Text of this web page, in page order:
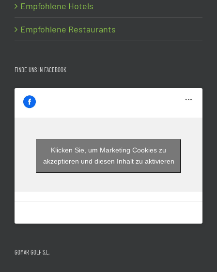
Empfohlene Hotels
Empfohlene Restaurants
FINDE UNS IN FACEBOOK
Klicken Sie, um Marketing Cookies zu
akzeptieren und diesen Inhalt zu aktivieren
GOMAR GOLF S.L.